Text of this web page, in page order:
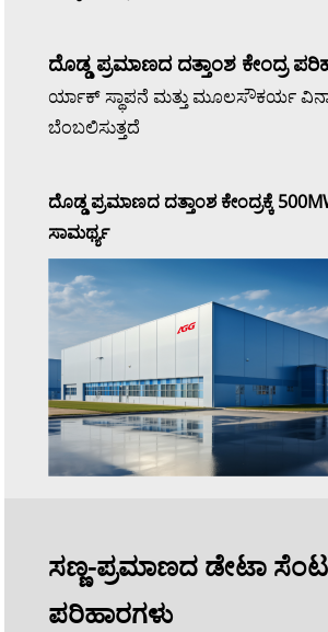
ದೊಡ್ಡ ಪ್ರಮಾಣದ ದತ್ತಾಂಶ ಕೇಂದ್ರ
ರ್ಯಾಕ್ ಸ್ಥಾಪನೆ ಮತ್ತು ಮೂಲಸೌಕರ್ಯ
ಬೆಂಬಲಿಸುತ್ತದೆ
ದೊಡ್ಡ ಪ್ರಮಾಣದ ದತ್ತಾಂಶ ಕೇಂದ್ರಕ್ಕೆ
ಸಾಮರ್ಥ್ಯ
ಸಣ್ಣ-ಪ್ರಮಾಣದ ಡೇಟಾ
ಪರಿಹಾರಗಳು